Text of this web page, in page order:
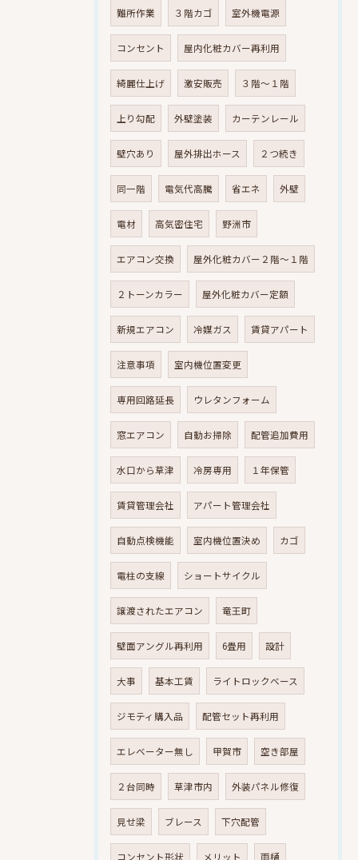
難所作業 ３階カゴ 室外機電源
コンセント 屋内化粧カバー再利用
綺麗仕上げ 激安販売 ３階～１階
上り勾配 外壁塗装 カーテンレール
壁穴あり 屋外排出ホース ２つ続き
同一階 電気代高騰 省エネ 外壁
電材 高気密住宅 野洲市
エアコン交換 屋外化粧カバー２階～１階
２トーンカラー 屋外化粧カバー定額
新規エアコン 冷媒ガス 賃貸アパート
注意事項 室内機位置変更
専用回路延長 ウレタンフォーム
窓エアコン 自動お掃除 配管追加費用
水口から草津 冷房専用 １年保管
賃貸管理会社 アパート管理会社
自動点検機能 室内機位置決め カゴ
電柱の支線 ショートサイクル
譲渡されたエアコン 竜王町
壁面アングル再利用 6畳用 設計
大事 基本工賃 ライトロックベース
ジモティ購入品 配管セット再利用
エレベーター無し 甲賀市 空き部屋
２台同時 草津市内 外装パネル修復
見せ梁 ブレース 下穴配管
コンセント形状 メリット 雨樋